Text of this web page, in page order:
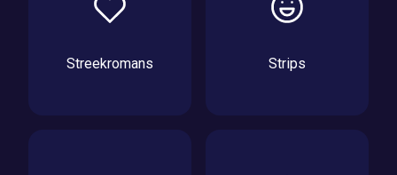
Streekromans Strips